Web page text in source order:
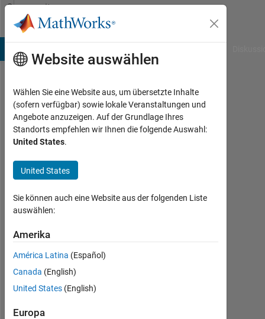
Weiter zum Inhalt
Community
Profile
Dylan
Finley
University
of
Waterloo
Aktiv
seit
0
Following:
Website auswählen
Wählen Sie eine Website aus, um übersetzte Inhalte
(sofern verfügbar) sowie lokale Veranstaltungen und
Angebote anzuzeigen. Auf der Grundlage Ihres
Standorts empfehlen wir Ihnen die folgende Auswahl:
United States.
United States
Sie können auch eine Website aus der folgenden Liste
auswählen:
Amerika
América Latina (Español)
Canada (English)
United States (English)
Europa